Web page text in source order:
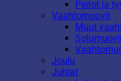
Peitot ja
Vaahtomuovit
Muut
Joulu
Juhlat